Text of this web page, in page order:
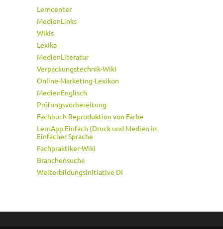
Lerncenter
MedienLinks
Wikis
Lexika
MedienLiteratur
Verpackungstechnik-Wiki
Online-Marketing-Lexikon
MedienEnglisch
Prüfungsvorbereitung
Fachbuch Reproduktion von Farbe
LernApp Einfach (Druck und Medien in
Einfacher Sprache
Fachpraktiker-Wiki
Branchensuche
Weiterbildungsinitiative DI